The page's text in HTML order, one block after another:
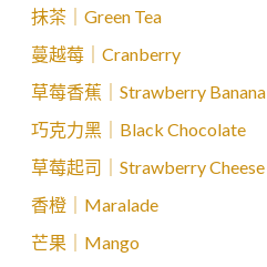
抹茶｜Green Tea
蔓越莓｜Cranberry
草莓香蕉｜Strawberry Banana
巧克力黑｜Black Chocolate
草莓起司｜Strawberry Cheese
香橙｜Maralade
芒果｜Mango